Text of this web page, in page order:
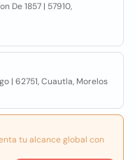
De 1857 | 57910,
| 62751, Cuautla, Morelos
tu alcance global con